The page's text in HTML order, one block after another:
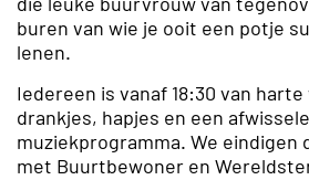
buren van wie je ooit een potje
lenen.
Iedereen is vanaf 18:30 van
drankjes, hapjes en een
muziekprogramma. We eindigen
met Buurtbewoner en